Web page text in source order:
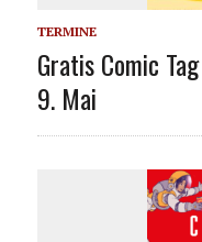
TERMINE
Gratis Comic
9. Mai